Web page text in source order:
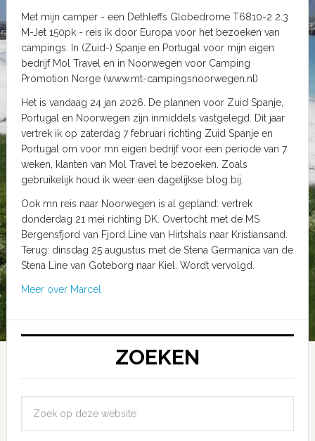
Met mijn camper - een Dethleffs Globedrome T6810-2 2.3
M-Jet 150pk - reis ik door Europa voor het bezoeken van
campings. In (Zuid-) Spanje en Portugal voor mijn eigen
bedrijf Mol Travel en in Noorwegen voor Camping
Promotion Norge (www.mt-campingsnoorwegen.nl)
Het is vandaag 24 jan 2026. De plannen voor Zuid Spanje,
Portugal en Noorwegen zijn inmiddels vastgelegd. Dit jaar
vertrek ik op zaterdag 7 februari richting Zuid Spanje en
Portugal om voor mn eigen bedrijf voor een periode van 7
weken, klanten van Mol Travel te bezoeken. Zoals
gebruikelijk houd ik weer een dagelijkse blog bij.
Ook mn reis naar Noorwegen is al gepland: vertrek
donderdag 21 mei richting DK. Overtocht met de MS
Bergensfjord van Fjord Line van Hirtshals naar Kristiansand.
Terug: dinsdag 25 augustus met de Stena Germanica van de
Stena Line van Goteborg naar Kiel. Wordt vervolgd.
Meer over Marcel
ZOEKEN